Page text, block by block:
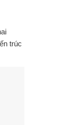
trúc